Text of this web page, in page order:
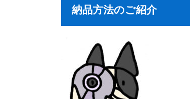
納品方法のご紹介